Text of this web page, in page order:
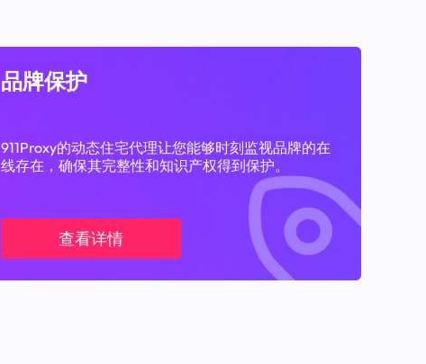
品牌保护
911Proxy的动态住宅代理让您能够时刻监视品牌的在
线存在，确保其完整性和知识产权得到保护。
查看详情